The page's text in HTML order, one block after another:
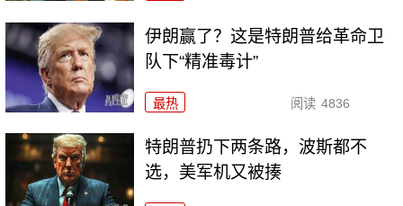
伊朗赢了？这是特朗普给革命卫
队下“精准毒计”
最热 阅读 4836
特朗普扔下两条路，波斯都不
选，美军机又被揍